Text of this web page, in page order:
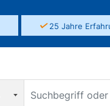
✓25 Jahre